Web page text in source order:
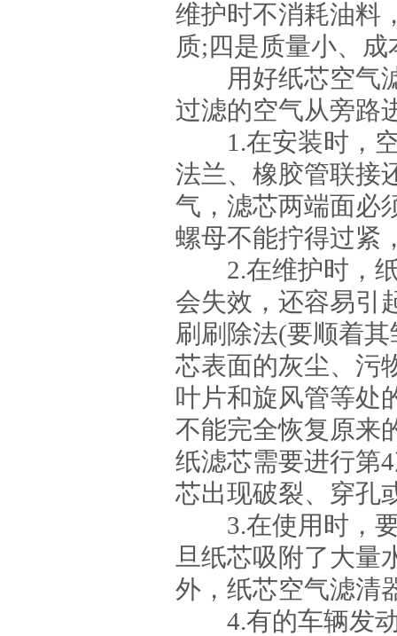
维护时不消耗油料
质;四是质量小、
用好纸芯空气滤
过滤的空气从旁路
1.在安装时，空
法兰、橡胶管联接
气，滤芯两端面必
螺母不能拧得过紧
2.在维护时，纸
会失效，还容易引
刷刷除法(要顺着
芯表面的灰尘、污
叶片和旋风管等处
不能完全恢复原来
纸滤芯需要进行第
芯出现破裂、穿孔
3.在使用时，要
旦纸芯吸附了大量
外，纸芯空气滤清
4.有的车辆发动